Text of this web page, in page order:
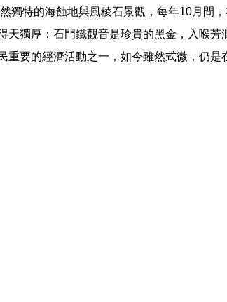
獨特的海蝕地與風稜石景觀，每年10月間
天獨厚：石門鐵觀音是珍貴的黑金，入喉
重要的經濟活動之一，如今雖然式微，仍